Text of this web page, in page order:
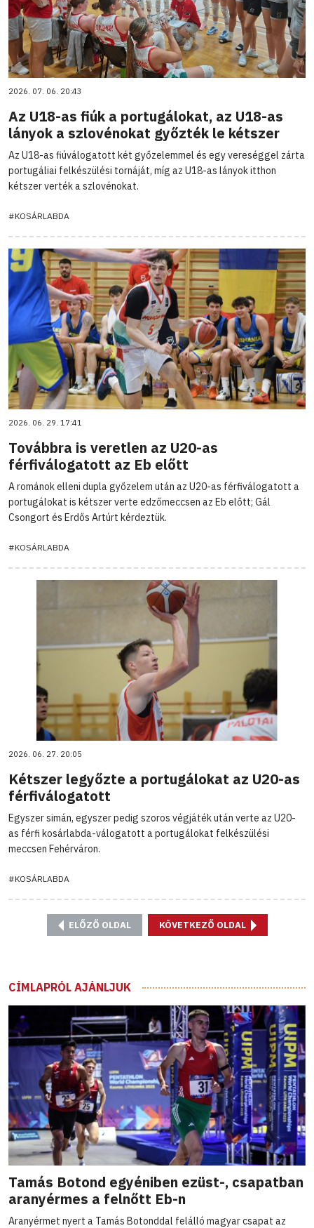
2026. 07. 06. 20:43
Az U18-as fiúk a portugálokat, az U18-as
lányok a szlovénokat győzték le kétszer
Az U18-as fiúválogatott két győzelemmel és egy vereséggel zárta
portugáliai felkészülési tornáját, míg az U18-as lányok itthon
kétszer verték a szlovénokat.
#KOSÁRLABDA
2026. 06. 29. 17:41
Továbbra is veretlen az U20-as
férfiválogatott az Eb előtt
A románok elleni dupla győzelem után az U20-as férfiválogatott a
portugálokat is kétszer verte edzőmeccsen az Eb előtt; Gál
Csongort és Erdős Artúrt kérdeztük.
#KOSÁRLABDA
2026. 06. 27. 20:05
Kétszer legyőzte a portugálokat az U20-as
férfiválogatott
Egyszer simán, egyszer pedig szoros végjáték után verte az U20-
as férfi kosárlabda-válogatott a portugálokat felkészülési
meccsen Fehérváron.
#KOSÁRLABDA
ELŐZŐ OLDAL KÖVETKEZŐ OLDAL
CÍMLAPRÓL AJÁNLJUK
Tamás Botond egyéniben ezüst-, csapatban
aranyérmes a felnőtt Eb-n
Aranyérmet nyert a Tamás Botonddal felálló magyar csapat az